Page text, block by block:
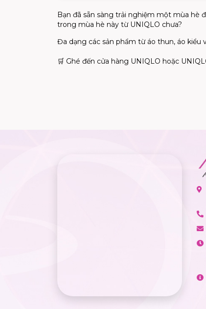
Bạn đã sẵn sàng trải nghiệm một mùa hè
trong mùa hè này từ UNIQLO chưa?
Đa dạng các sản phẩm từ áo thun, áo kiểu
🛒 Ghé đến cửa hàng UNIQLO hoặc